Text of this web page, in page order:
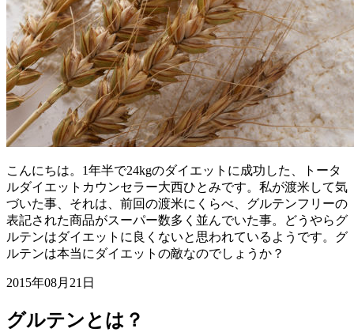
こんにちは。1年半で24kgのダイエットに成功した、トータ
ルダイエットカウンセラー大西ひとみです。私が渡米して気
づいた事、それは、前回の渡米にくらべ、グルテンフリーの
表記された商品がスーパー数多く並んでいた事。どうやらグ
ルテンはダイエットに良くないと思われているようです。グ
ルテンは本当にダイエットの敵なのでしょうか？
2015年08月21日
グルテンとは？